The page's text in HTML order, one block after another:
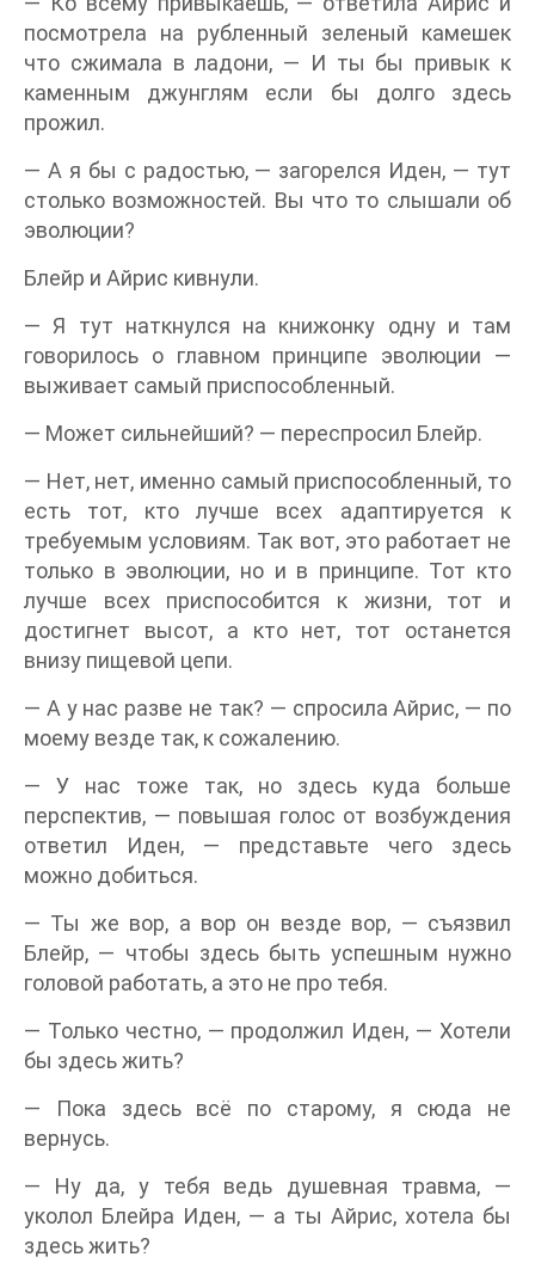
посмотрела на рубленный зеленый камешек
что сжимала в ладони, — И ты бы привык к
каменным джунглям если бы долго здесь
прожил.
— А я бы с радостью, — загорелся Иден, — тут
столько возможностей. Вы что то слышали об
эволюции?
Блейр и Айрис кивнули.
— Я тут наткнулся на книжонку одну и там
говорилось о главном принципе эволюции —
выживает самый приспособленный.
— Может сильнейший? — переспросил Блейр.
— Нет, нет, именно самый приспособленный, то
есть тот, кто лучше всех адаптируется к
требуемым условиям. Так вот, это работает не
только в эволюции, но и в принципе. Тот кто
лучше всех приспособится к жизни, тот и
достигнет высот, а кто нет, тот останется
внизу пищевой цепи.
— А у нас разве не так? — спросила Айрис, — по
моему везде так, к сожалению.
— У нас тоже так, но здесь куда больше
перспектив, — повышая голос от возбуждения
ответил Иден, — представьте чего здесь
можно добиться.
— Ты же вор, а вор он везде вор, — съязвил
Блейр, — чтобы здесь быть успешным нужно
головой работать, а это не про тебя.
— Только честно, — продолжил Иден, — Хотели
бы здесь жить?
— Пока здесь всё по старому, я сюда не
вернусь.
— Ну да, у тебя ведь душевная травма, —
уколол Блейра Иден, — а ты Айрис, хотела бы
здесь жить?